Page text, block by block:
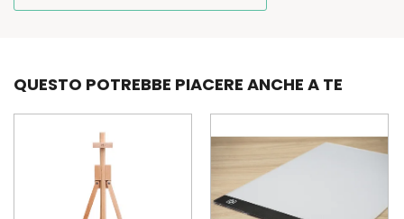
QUESTO POTREBBE PIACERE ANCHE A TE